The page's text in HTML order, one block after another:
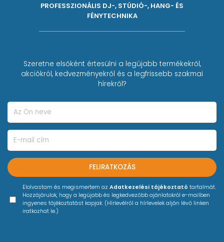
PROFESSZIONÁLIS DJ-, STÚDIÓ-, HANG- ÉS
FÉNYTECHNIKA
Szeretne elsőként értesülni a legújabb termékekről,
akciókról, kedvezményekről és a legfrissebb szakmai
hírekről?
FELIRATKOZÁS
Elolvastam és megismertem az Adatkezelési tájékoztató tartalmát.
Hozzájárulok, hogy a legújabb és legkedvezőbb ajánlatokról e-mailben
ingyenes tájékoztatást kapjak. (Hírlevélről a hírlevelek alján lévő linken
iratkozhat le.)